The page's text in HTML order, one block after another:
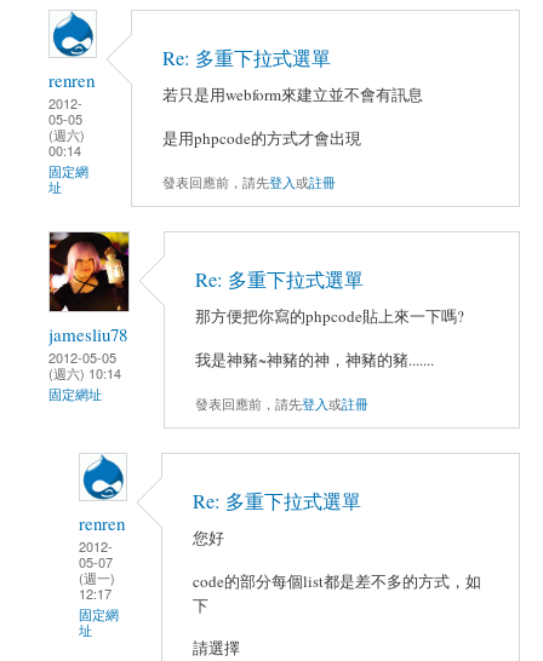
renren
2012-
05-05
(週六)
00:14
固定網
址
Re: 多重下拉式選單
若只是用webform來建立並不會有訊息
是用phpcode的方式才會出現
發表回應前，請先登入或註冊
jamesliu78
2012-05-05
(週六) 10:14
固定網址
Re: 多重下拉式選單
那方便把你寫的phpcode貼上來一下嗎?
我是神豬~神豬的神，神豬的豬.......
發表回應前，請先登入或註冊
renren
2012-
05-07
(週一)
12:17
固定網
址
Re: 多重下拉式選單
您好
code的部分每個list都是差不多的方式，如
下
請選擇